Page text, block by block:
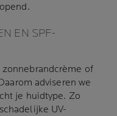
EN SPF-
of
adviseren we
je huidtype. Zo
UV-